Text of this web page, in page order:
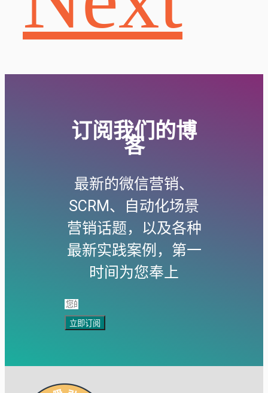
订阅我们的博
客
最新的微信营销、
SCRM、自动化场景
营销话题，以及各种
最新实践案例，第一
时间为您奉上
立即订阅